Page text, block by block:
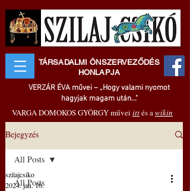
TÁRSADALMI ÖNSZERVEZŐDÉS
HONLAPJA
VERZÁR ÉVA művei – „Hogy valami nyomot
hagyjak magam után..."
VARGA DOMOKOS GYÖRGY művei ittés awikin
Bejegyzés
All Posts
All Posts
szilajcsiko
2024. jan. 10.